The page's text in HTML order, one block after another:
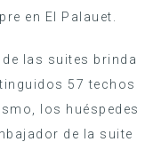
en El Palauet.
las suites brinda
57 techos
los huéspedes
de la suite